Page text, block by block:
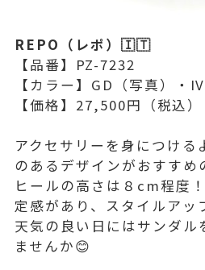
REPO（レポ）🇮🇹
【品番】PZ-7232
【カラー】GD（写真）・IV
【価格】27,500円（税込）
アクセサリーを身につける
のあるデザインがおすすめ
ヒールの高さは８cm程度
定感があり、スタイルアッ
天気の良い日にはサンダル
ませんか😊